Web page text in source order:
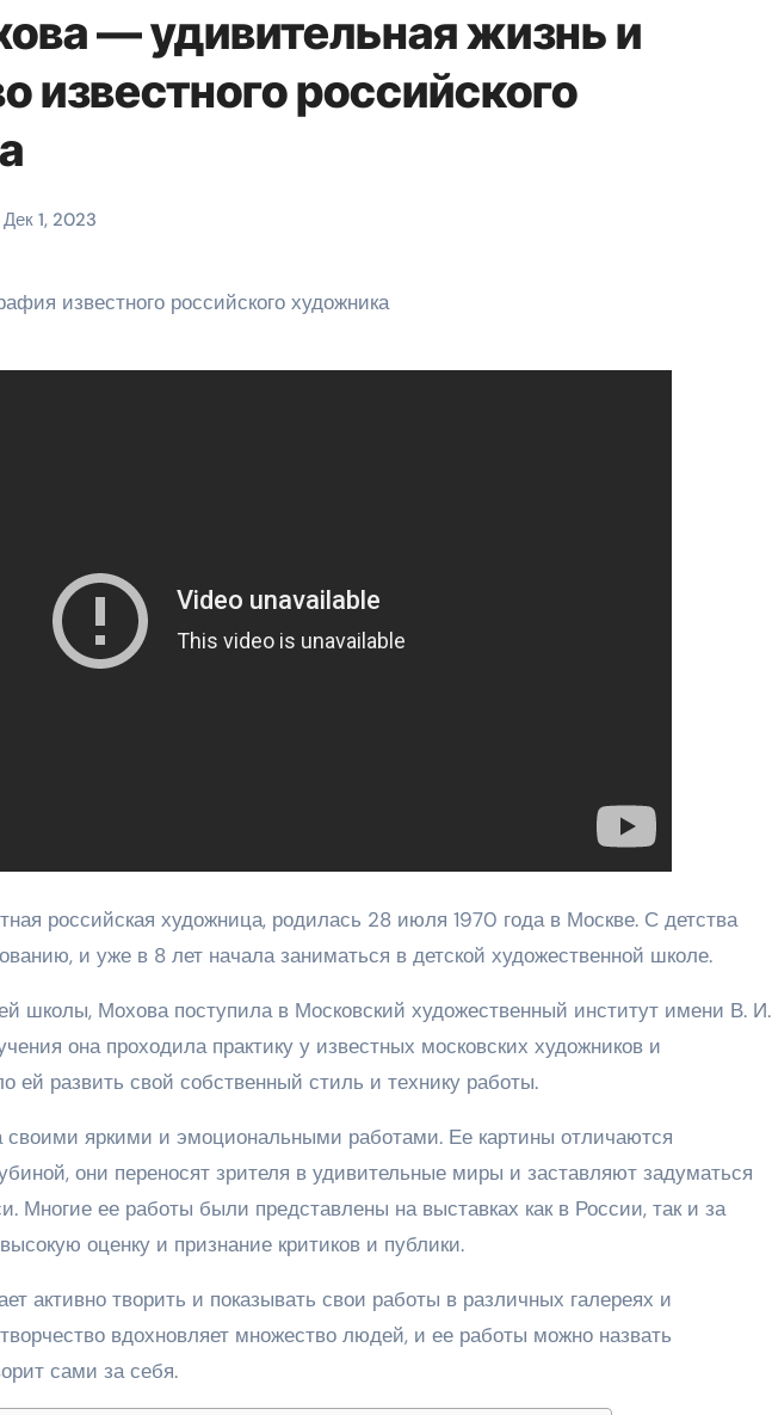
— удивительная жизнь и
известного российского
Дек 1, 2023
российская художница, родилась 28 июля 1970 года в Москве. С детства
и уже в 8 лет начала заниматься в детской художественной школе.
школы, Мохова поступила в Московский художественный институт имени В. И.
она проходила практику у известных московских художников и
ей развить свой собственный стиль и технику работы.
своими яркими и эмоциональными работами. Ее картины отличаются
они переносят зрителя в удивительные миры и заставляют задуматься
Многие ее работы были представлены на выставках как в России, так и за
оценку и признание критиков и публики.
активно творить и показывать свои работы в различных галереях и
вдохновляет множество людей, и ее работы можно назвать
сами за себя.